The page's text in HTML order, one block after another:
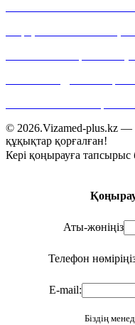
© 2026.Vizamed-plus.kz
құқықтар қорғалған!
Кері қоңырауға тапсырыс
Аты-жөніңіз
Телефон
E-mail:
Біздің